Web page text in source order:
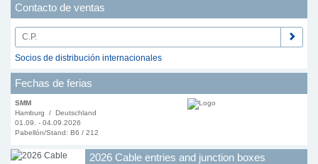
Contacto de ventas
Socios de distribución internacionales
Fechas de ferias
SMM
Hamburg / Deutschland
01.09. - 04.09.2026
Pabellón/Stand: B6 / 212
2026 Cable entries and junction boxes